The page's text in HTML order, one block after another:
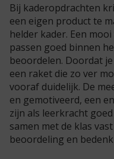
Bij kaderopdrachten
een eigen product te
helder kader. Een
passen goed binnen
beoordelen. Doordat
een raket die zo ver
vooraf duidelijk. De
en gemotiveerd, een
zijn als leerkracht
samen met de klas
beoordeling en